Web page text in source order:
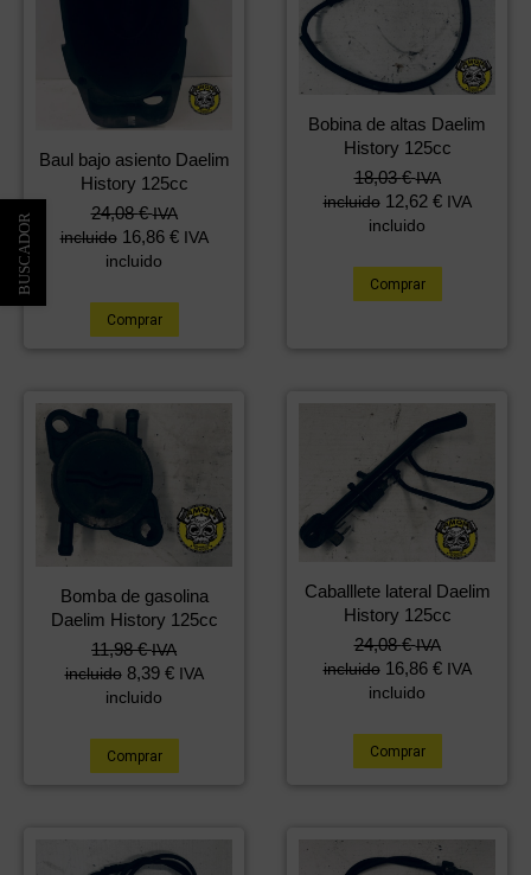
Baul bajo asiento Daelim
History 125cc
24,08€ IVA
incluido 16,86 € IVA
incluido
Comprar
Bobina de altas Daelim
History 125cc
18,03€ IVA
incluido 12,62 € IVA
incluido
Comprar
Bomba de gasolina
Daelim History 125cc
11,98€ IVA
incluido 8,39 € IVA
incluido
Comprar
Caballlete lateral Daelim
History 125cc
24,08€ IVA
incluido 16,86 € IVA
incluido
Comprar